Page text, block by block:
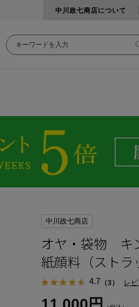
中川政七商店について
中川政七商店
オヤ・袋物
紙顔料（ストラ
4.7 （3） レ